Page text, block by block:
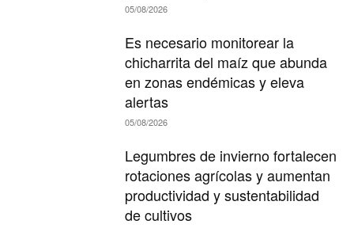
05/08/2026
Es necesario monitorear la
chicharrita del maíz que abunda
en zonas endémicas y eleva
alertas
05/08/2026
Legumbres de invierno fortalecen
rotaciones agrícolas y aumentan
productividad y sustentabilidad
de cultivos